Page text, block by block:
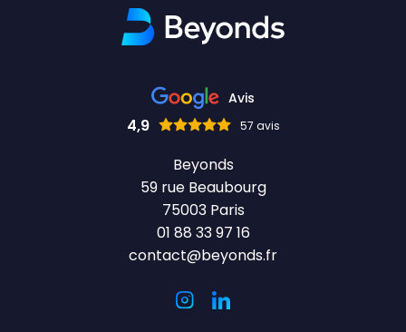
Avis
4,9 57 avis
Beyonds
59 rue Beaubourg
75003 Paris
01 88 33 97 16
contact@beyonds.fr